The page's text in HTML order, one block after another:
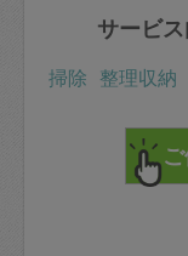
サービ
掃除 整理収納